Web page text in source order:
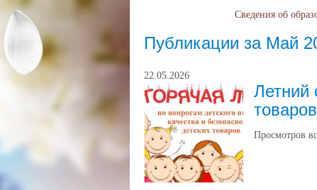
Публикации за Май
22.05.2026
Летний
товаров
Просмотров
Сведения об